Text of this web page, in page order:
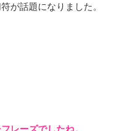
が話題になりました。
レーズでしたね。